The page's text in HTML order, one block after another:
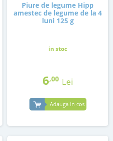
Piure de legume Hipp
amestec de legume de la 4
luni 125 g
in stoc
6,00 Lei
Adauga in cos